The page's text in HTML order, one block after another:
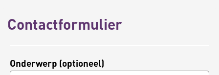
Contactformulier
Onderwerp (optioneel)